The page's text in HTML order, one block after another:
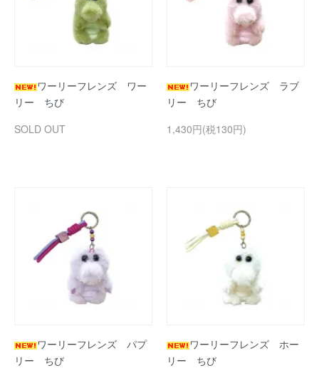
ワーリーフレンズ ワー
リー ちび
SOLD OUT
ワーリーフレンズ ラブ
リー ちび
1,430円(税130円)
ワーリーフレンズ パプ
リー ちび
ワーリーフレンズ ホー
リー ちび